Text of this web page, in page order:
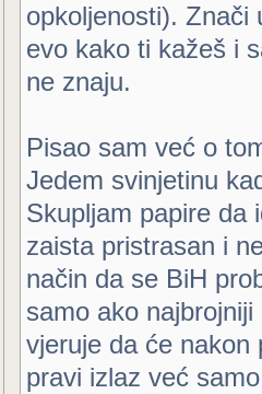
opkoljenosti). Znači
evo kako ti kažeš i
ne znaju.
Pisao sam već o
Jedem svinjetinu
Skupljam papire da
zaista pristrasan i
način da se BiH
samo ako
vjeruje da će nakon
pravi izlaz već